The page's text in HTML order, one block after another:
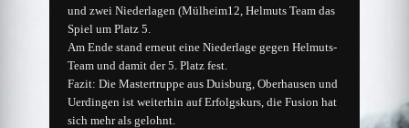
und zwei Niederlagen (Mülheim12, Helmuts Team das
Spiel um Platz 5.
Am Ende stand erneut eine Niederlage gegen Helmuts-
Team und damit der 5. Platz fest.
Fazit: Die Mastertruppe aus Duisburg, Oberhausen und
Uerdingen ist weiterhin auf Erfolgskurs, die Fusion hat
sich mehr als gelohnt.